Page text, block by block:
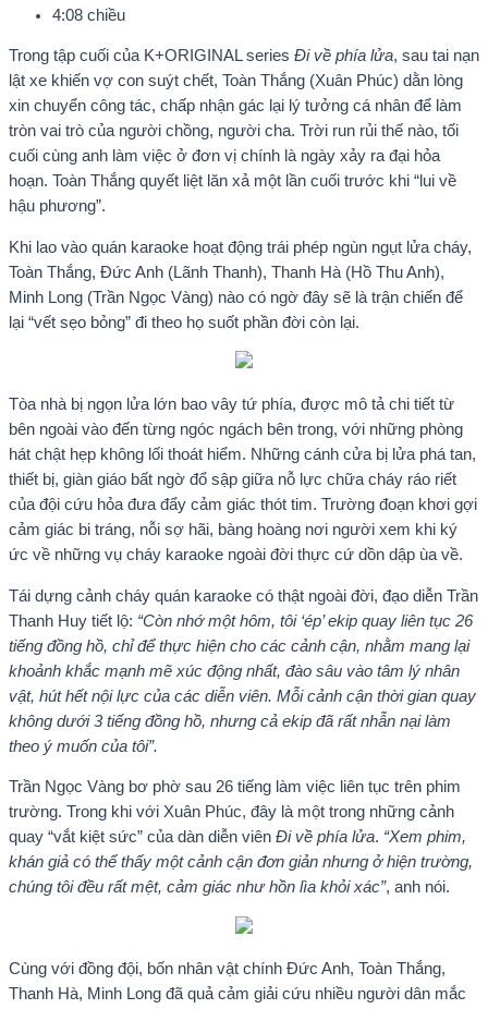
4:08 chiều
Trong tập cuối của K+ORIGINAL series Đi về phía lửa, sau tai nạn
lật xe khiến vợ con suýt chết, Toàn Thắng (Xuân Phúc) dằn lòng
xin chuyển công tác, chấp nhận gác lại lý tưởng cá nhân để làm
tròn vai trò của người chồng, người cha. Trời run rủi thế nào, tối
cuối cùng anh làm việc ở đơn vị chính là ngày xảy ra đại hỏa
hoạn. Toàn Thắng quyết liệt lăn xả một lần cuối trước khi “lui về
hậu phương”.
Khi lao vào quán karaoke hoạt động trái phép ngùn ngụt lửa cháy,
Toàn Thắng, Đức Anh (Lãnh Thanh), Thanh Hà (Hồ Thu Anh),
Minh Long (Trần Ngọc Vàng) nào có ngờ đây sẽ là trận chiến để
lại “vết sẹo bỏng” đi theo họ suốt phần đời còn lại.
Tòa nhà bị ngọn lửa lớn bao vây tứ phía, được mô tả chi tiết từ
bên ngoài vào đến từng ngóc ngách bên trong, với những phòng
hát chật hẹp không lối thoát hiểm. Những cánh cửa bị lửa phá tan,
thiết bị, giàn giáo bất ngờ đổ sập giữa nỗ lực chữa cháy ráo riết
của đội cứu hỏa đưa đẩy cảm giác thót tim. Trường đoạn khơi gợi
cảm giác bi tráng, nỗi sợ hãi, bàng hoàng nơi người xem khi ký
ức về những vụ cháy karaoke ngoài đời thực cứ dồn dập ùa về.
Tái dựng cảnh cháy quán karaoke có thật ngoài đời, đạo diễn Trần
Thanh Huy tiết lộ: “Còn nhớ một hôm, tôi ‘ép’ ekip quay liên tục 26
tiếng đồng hồ, chỉ để thực hiện cho các cảnh cận, nhằm mang lại
khoảnh khắc mạnh mẽ xúc động nhất, đào sâu vào tâm lý nhân
vật, hút hết nội lực của các diễn viên. Mỗi cảnh cận thời gian quay
không dưới 3 tiếng đồng hồ, nhưng cả ekip đã rất nhẫn nại làm
theo ý muốn của tôi”.
Trần Ngọc Vàng bơ phờ sau 26 tiếng làm việc liên tục trên phim
trường. Trong khi với Xuân Phúc, đây là một trong những cảnh
quay “vắt kiệt sức” của dàn diễn viên Đi về phía lửa. “Xem phim,
khán giả có thể thấy một cảnh cận đơn giản nhưng ở hiện trường,
chúng tôi đều rất mệt, cảm giác như hồn lìa khỏi xác”, anh nói.
Cùng với đồng đội, bốn nhân vật chính Đức Anh, Toàn Thắng,
Thanh Hà, Minh Long đã quả cảm giải cứu nhiều người dân mắc